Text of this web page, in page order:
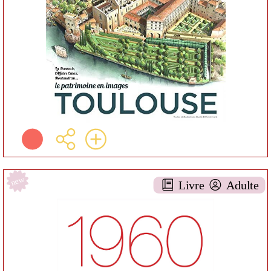
Privat ( Toulouse - 2021 )
Informations:
Résumé:
Plus d'infos
Livre Adulte
new
1960-1970
DOCUMENTAIRE AA-
7ARTS
Jean-marie PÉRIER
Éditions Privat ( Toulouse -